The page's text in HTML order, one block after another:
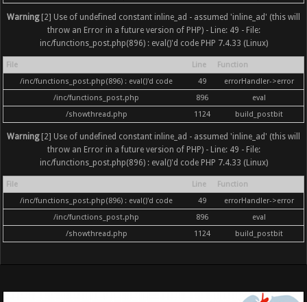
Warning[2] Use of undefined constant inline_ad - assumed 'inline_ad' (this will
throw an Error in a future version of PHP) - Line: 49 - File:
inc/functions_post.php(896) : eval()'d code PHP 7.4.33 (Linux)
File Line
Function
/inc/functions_post.php(896) : eval()'d code
49
errorHandler->error
/inc/functions_post.php
896
eval
/showthread.php
1124 build_postbit
Warning[2] Use of undefined constant inline_ad - assumed 'inline_ad' (this will
throw an Error in a future version of PHP) - Line: 49 - File:
inc/functions_post.php(896) : eval()'d code PHP 7.4.33 (Linux)
File Line
Function
/inc/functions_post.php(896) : eval()'d code
49
errorHandler->error
/inc/functions_post.php
896
eval
/showthread.php
1124 build_postbit